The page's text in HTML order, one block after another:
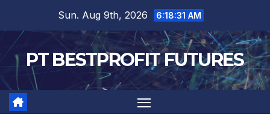
content
Sun. Aug 9th, 2026 6:18:31 AM
PT BESTPROFIT FUTURES